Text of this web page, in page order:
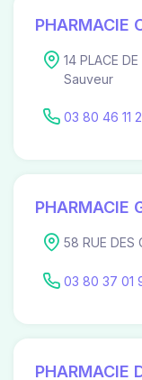
PHARMACIE
14 PLACE
Sauveur
03 80 46 11
PHARMACIE
58 RUE DES
03 80 37 01
PHARMACIE